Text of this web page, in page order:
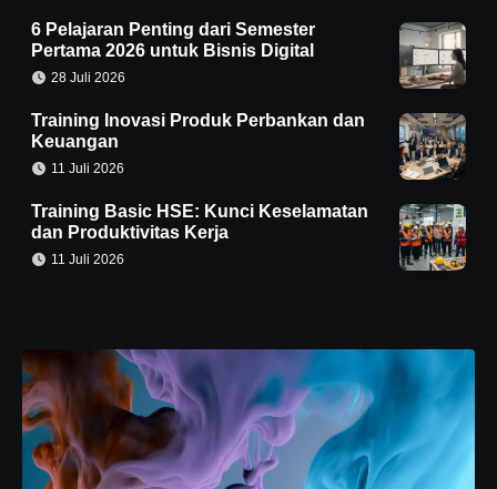
6 Pelajaran Penting dari Semester
Pertama 2026 untuk Bisnis Digital
28 Juli 2026
Training Inovasi Produk Perbankan dan
Keuangan
11 Juli 2026
Training Basic HSE: Kunci Keselamatan
dan Produktivitas Kerja
11 Juli 2026